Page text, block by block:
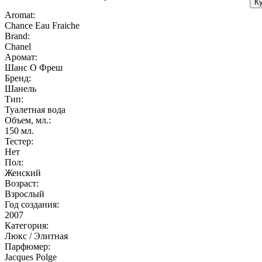
Aromat:
Chance Eau Fraiche
Brand:
Chanel
Аромат:
Шанс О Фреш
Бренд:
Шанель
Тип:
Туалетная вода
Объем, мл.:
150 мл.
Тестер:
Нет
Пол:
Женский
Возраст:
Взрослый
Год создания:
2007
Категория:
Люкс / Элитная
Парфюмер:
Jacques Polge